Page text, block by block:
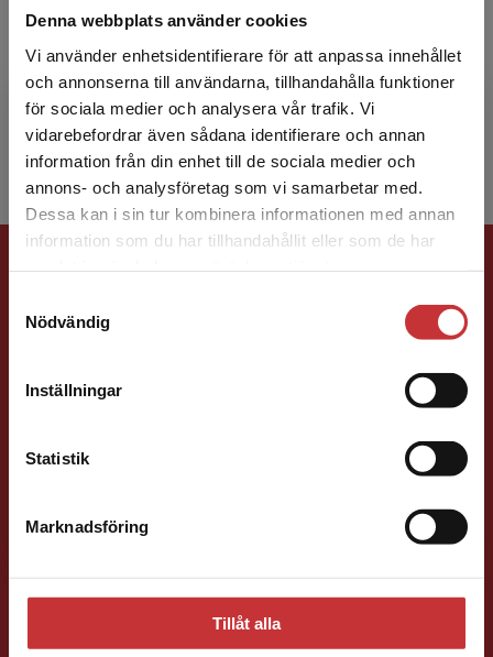
Denna webbplats använder cookies
Vi använder enhetsidentifierare för att anpassa innehållet
och annonserna till användarna, tillhandahålla funktioner
för sociala medier och analysera vår trafik. Vi
vidarebefordrar även sådana identifierare och annan
information från din enhet till de sociala medier och
annons- och analysföretag som vi samarbetar med.
Dessa kan i sin tur kombinera informationen med annan
information som du har tillhandahållit eller som de har
Nödvändig
Inställningar
Statistik
Marknadsföring
Tillåt alla
Begränsad fraktregion
Det verkar som att du besöker
studentlitteratur.se via en enhet utanför Sverige.
Vi erbjuder inte leveranser utanför Sverige. För
att kunna slutföra ett köp måste
Martin G. Erikson är docent i psykologi och
lektor vid Högskolan i Borås. Hans
forskningsintressen sträcker sig från självbild
till frågor om kvali...
Förlagskontakt
Psykologi, Socialt arbete, Skolledning
E-post